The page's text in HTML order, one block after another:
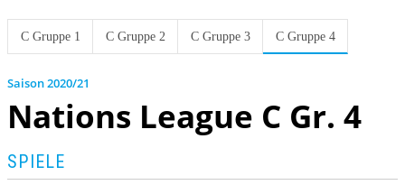
C Gruppe 1 C Gruppe 2 C Gruppe 3 C Gruppe 4
2020/21
Nations League C Gr. 4
SPIELE